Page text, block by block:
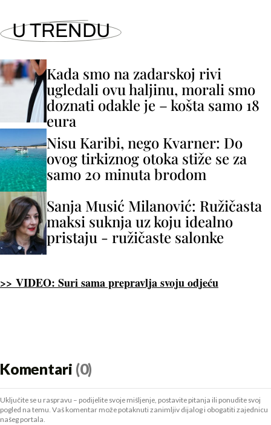
U TRENDU
Kada smo na zadarskoj rivi
ugledali ovu haljinu, morali smo
doznati odakle je – košta samo 18
eura
Nisu Karibi, nego Kvarner: Do
ovog tirkiznog otoka stiže se za
samo 20 minuta brodom
Sanja Musić Milanović: Ružičasta
maksi suknja uz koju idealno
pristaju - ružičaste salonke
>> VIDEO: Suri sama prepravlja svoju odjeću
Komentari (0)
Uključite se u raspravu – podijelite svoje mišljenje, postavite pitanja ili ponudite svoj
pogled na temu. Vaš komentar može potaknuti zanimljiv dijalog i obogatiti zajednicu
našeg portala.